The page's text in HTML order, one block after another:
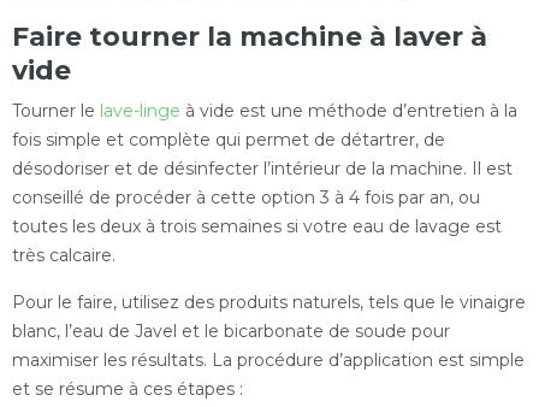
Faire tourner la machine à laver à
vide
Tourner le lave-linge à vide est une méthode d’entretien à la
fois simple et complète qui permet de détartrer, de
désodoriser et de désinfecter l’intérieur de la machine. Il est
conseillé de procéder à cette option 3 à 4 fois par an, ou
toutes les deux à trois semaines si votre eau de lavage est
très calcaire.
Pour le faire, utilisez des produits naturels, tels que le vinaigre
blanc, l’eau de Javel et le bicarbonate de soude pour
maximiser les résultats. La procédure d’application est simple
et se résume à ces étapes :